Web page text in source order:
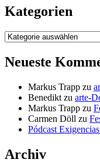
Kategorien
Kategorien
Neueste
Markus Trapp zu
Benedikt zu arte-
Markus Trapp zu
Carmen Döll zu
Pódcast
Archiv